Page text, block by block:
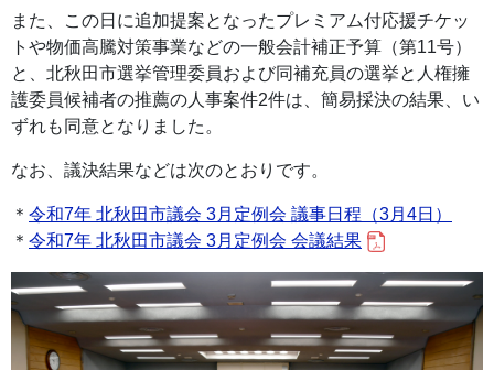
また、この日に追加提案となったプレミアム付応援チケッ
トや物価高騰対策事業などの一般会計補正予算（第11号）
と、北秋田市選挙管理委員および同補充員の選挙と人権擁
護委員候補者の推薦の人事案件2件は、簡易採決の結果、い
ずれも同意となりました。
なお、議決結果などは次のとおりです。
＊ 令和7年 北秋田市議会 3月定例会 議事日程（3月4日）
＊ 令和7年 北秋田市議会 3月定例会 会議結果